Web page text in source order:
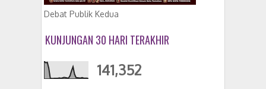
Debat Publik Kedua
KUNJUNGAN 30 HARI TERAKHIR
141,352